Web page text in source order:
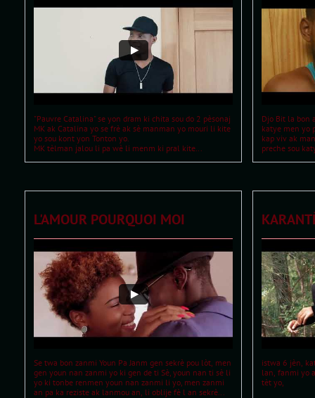
L'AMOUR POURQUOI MOI
Se twa bon zanmi Youn Pa Janm gen sekrè pou lòt, men
gen youn nan zanmi yo ki gen de ti Sè, youn nan ti sè li
yo ki tonbe renmen youn nan zanmi li yo, men zanmi
an pa ka reziste ak lanmou an, li oblije fè l an sekrè...
istwa 6 jèn,
lan, fanmi yo
tèt yo,
"Pauvre Catalina" se yon dram ki chita sou do 2 pèsonaj
MK ak Catalina yo se frè ak sè manman yo mouri li kite
yo sou kont yon Tonton yo.
MK tèlman jalou li pa wè li menm ki pral kite...
Djo Bit la bon
katye men yo
kap viv ak
preche sou